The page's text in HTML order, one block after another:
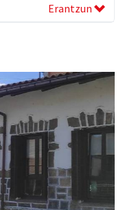
Erantzun